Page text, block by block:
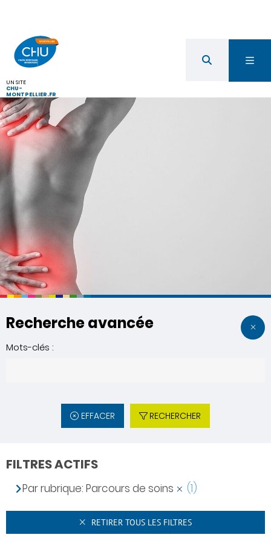
UN SITE
CHU-
MONTPELLIER.FR
Recherche avancée
Mots-clés :
EFFACER RECHERCHER
FILTRES ACTIFS
Par rubrique: Parcours de soins (1)
RETIRER TOUS LES FILTRES